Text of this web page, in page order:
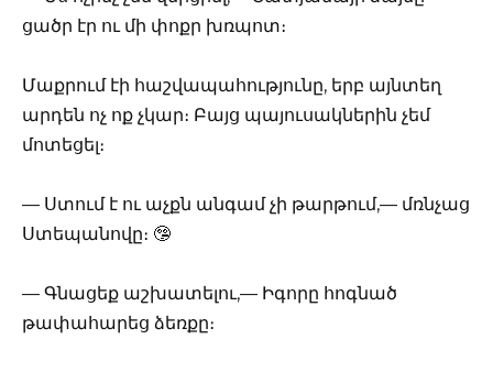
ցածր էր ու մի փոքր խռպոտ։
Մաքրում էի հաշվապահությունը, երբ այնտեղ
արդեն ոչ ոք չկար։ Բայց պայուսակներին չեմ
մոտեցել։
— Ստում է ու աչքն անգամ չի թարթում,— մռնչաց
Ստեպանովը։ 🤥
— Գնացեք աշխատելու,— Իգորը հոգնած
թափահարեց ձեռքը։